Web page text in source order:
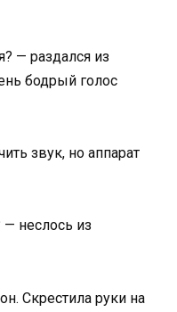
— раздался из
бодрый голос
звук, но аппарат
неслось из
Скрестила руки на